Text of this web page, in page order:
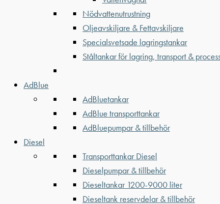
Nödvattenutrustning
Oljeavskiljare & Fettavskiljare
Specialsvetsade lagringstankar
Ståltankar för lagring, transport &
AdBlue
AdBluetankar
AdBlue transporttankar
AdBluepumpar & tillbehör
Diesel
Transporttankar Diesel
Dieselpumpar & tillbehör
Dieseltankar 1200-9000 liter
Dieseltank reservdelar & tillbehör